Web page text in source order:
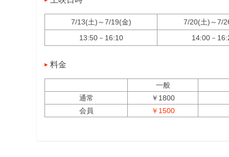
7/13(土)～7/19(金)
7/20(土)～7/
13:50－16:10
14:00－
料金
一般
通常
￥1800
会員
￥1500